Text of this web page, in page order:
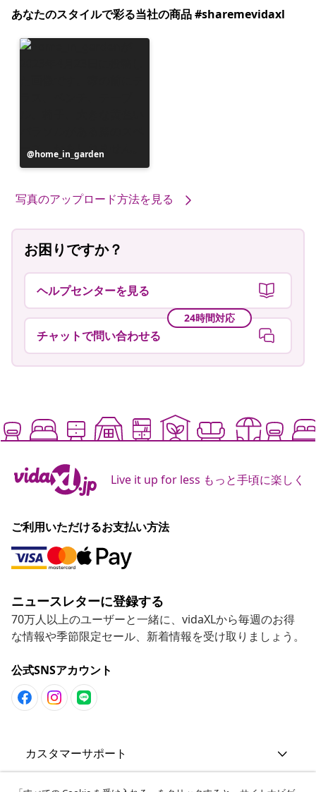
あなたのスタイルで彩る当社の商品 #sharemevidaxl
投
稿
home_in_garden
写真のアップロード方法を見る
お困りですか？
ヘルプセンターを見る
24時間対応
チャットで問い合わせる
Live it up for less もっと手頃に楽しく
ご利用いただけるお支払い方法
ニュースレターに登録する
70万人以上のユーザーと一緒に、vidaXLから毎週のお得
な情報や季節限定セール、新着情報を受け取りましょう。
公式SNSアカウント
カスタマーサポート